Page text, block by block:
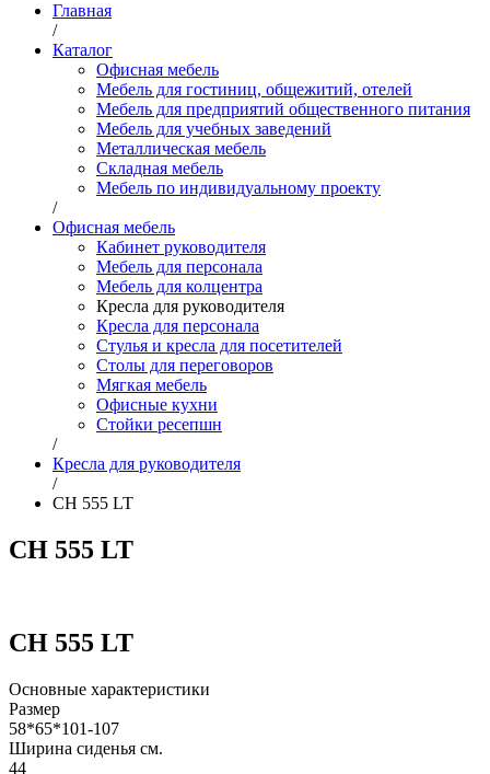
Главная
/
Каталог
Офисная мебель
Мебель для гостиниц, общежитий, отелей
Мебель для предприятий общественного питания
Мебель для учебных заведений
Металлическая мебель
Складная мебель
Мебель по индивидуальному проекту
/
Офисная мебель
Кабинет руководителя
Мебель для персонала
Мебель для колцентра
Кресла для руководителя
Кресла для персонала
Стулья и кресла для посетителей
Столы для переговоров
Мягкая мебель
Офисные кухни
Стойки ресепшн
/
Кресла для руководителя
/
СН 555 LT
СН 555 LT
СН 555 LT
Основные характеристики
Размер
58*65*101-107
Ширина сиденья см.
44